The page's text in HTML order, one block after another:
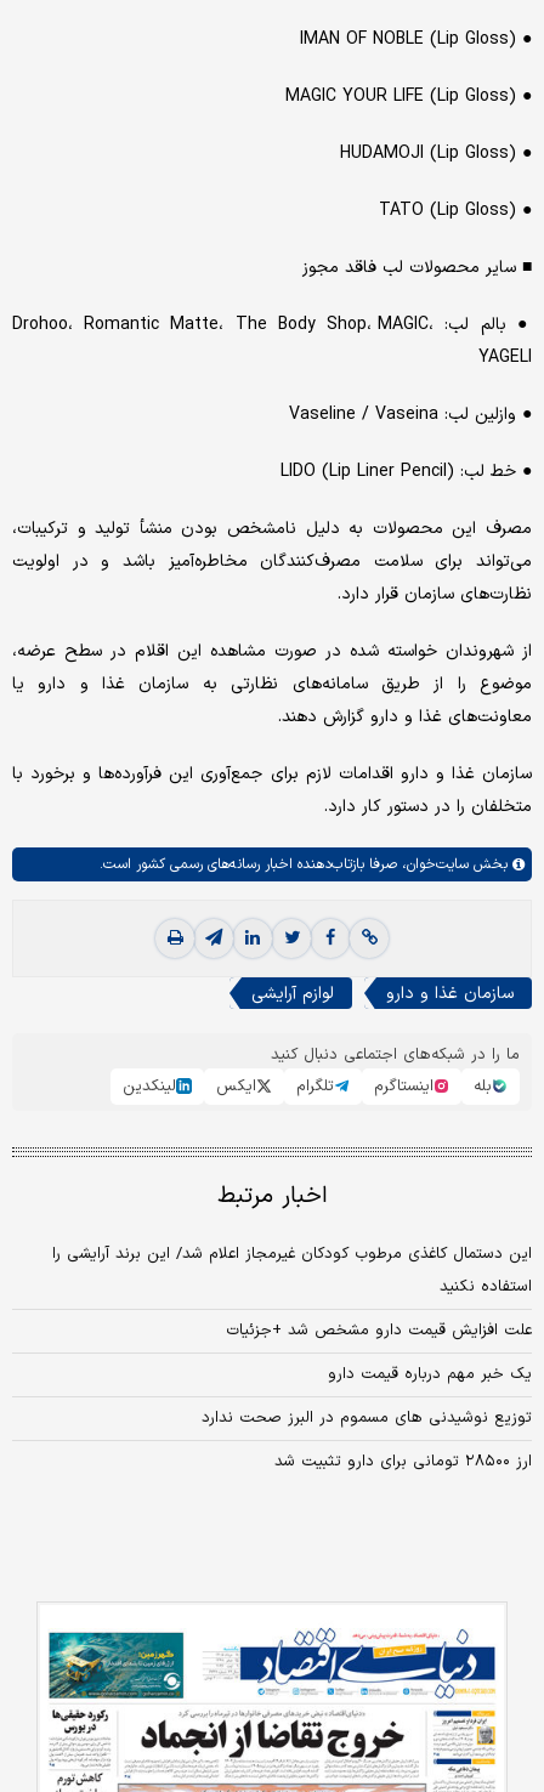
● IMAN OF NOBLE (Lip Gloss)
● MAGIC YOUR LIFE (Lip Gloss)
● HUDAMOJI (Lip Gloss)
● TATO (Lip Gloss)
■ سایر محصولات لب فاقد مجوز
● بالم لب: Drohoo، Romantic Matte، The Body Shop، MAGIC،
YAGELI
● وازلین لب: Vaseline / Vaseina
● خط لب: LIDO (Lip Liner Pencil)
مصرف این محصولات به دلیل نامشخص بودن منشأ تولید و ترکیبات،
می‌تواند برای سلامت مصرف‌کنندگان مخاطره‌آمیز باشد و در اولویت
نظارت‌های سازمان قرار دارد.
از شهروندان خواسته شده در صورت مشاهده این اقلام در سطح عرضه،
موضوع را از طریق سامانه‌های نظارتی به سازمان غذا و دارو یا
معاونت‌های غذا و دارو گزارش دهند.
سازمان غذا و دارو اقدامات لازم برای جمع‌آوری این فرآورده‌ها و برخورد با
متخلفان را در دستور کار دارد.
بخش سایت‌خوان، صرفا بازتاب‌دهنده اخبار رسانه‌های رسمی کشور است.
سازمان غذا و دارو لوازم آرایشی
ما را در شبکه‌های اجتماعی دنبال کنید
بله
اینستاگرم تلگرام ایکس لینکدین
اخبار مرتبط
این دستمال کاغذی مرطوب کودکان غیرمجاز اعلام شد/ این برند آرایشی را
استفاده نکنید
علت افزایش قیمت دارو مشخص شد +جزئیات
یک خبر مهم درباره قیمت دارو
توزیع نوشیدنی‌ های مسموم در البرز صحت ندارد
ارز ۲۸۵۰۰ تومانی برای دارو تثبیت شد